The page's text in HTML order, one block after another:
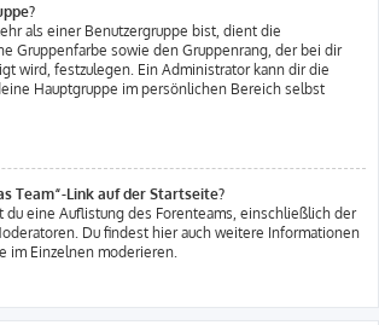
als einer Benutzergruppe bist, dient die
Gruppenfarbe sowie den Gruppenrang, der bei dir
wird, festzulegen. Ein Administrator kann dir die
Hauptgruppe im persönlichen Bereich selbst
Team“-Link auf der Startseite?
du eine Auflistung des Forenteams, einschließlich der
Du findest hier auch weitere Informationen
im Einzelnen moderieren.